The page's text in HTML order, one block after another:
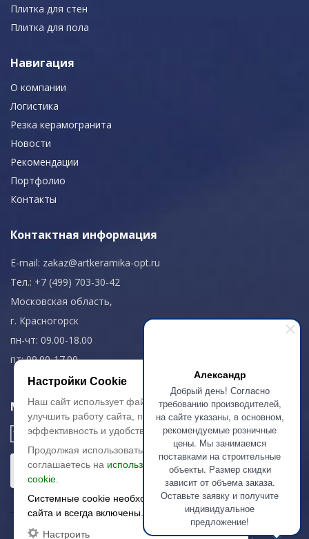
Александр
Добрый день! Согласно
требованию производителей,
на сайте указаны, в основном,
рекомендуемые розничные
цены. Мы занимаемся
поставками на строительные
объекты. Размер скидки
зависит от объема заказа.
Оставьте заявку и получите
индивидуальное
предложение!
Плитка для стен
Плитка для пола
Навигация
О компании
Логистика
Резка керамогранита
Новости
Рекомендации
Портфолио
Контакты
Контактная информация
E-mail: zakaz@artkeramika-opt.ru
Тел.: +7 (499) 703-30-42
Московская область,
г. Красногорск
пн-чт: 09.00-18.00
пт: 09.00-17.00
Мы в соц. сетях
Настройки Cookie
Наш сайт использует файлы cookie, чтобы
улучшить работу сайта, повысить его
эффективность и удобство.
Продолжая использовать сайт, вы
соглашаетесь на использование файлов
cookie.
Системные cookie необходимы для работы
сайта и всегда включены.
Настроить